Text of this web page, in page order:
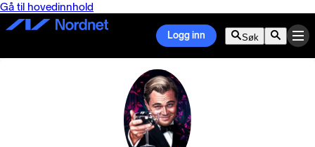
Gå til hovedinnhold
Logg inn Søk